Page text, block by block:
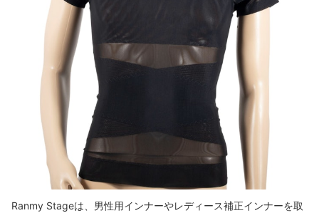
Ranmy Stageは、男性用インナーやレディース補正インナーを取